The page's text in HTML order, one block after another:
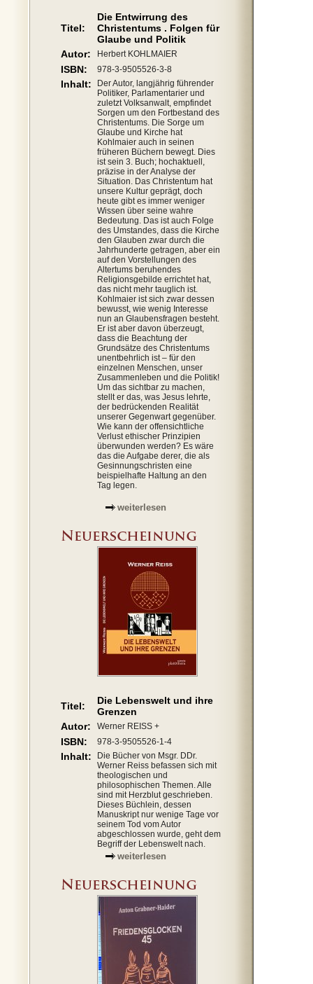
Titel:
Die Entwirrung des
Christentums . Folgen für
Glaube und Politik
Autor:
Herbert KOHLMAIER
ISBN: 978-3-9505526-3-8
Inhalt:
Der Autor, langjährig führender
Politiker, Parlamentarier und
zuletzt Volksanwalt, empfindet
Sorgen um den Fortbestand des
Christentums. Die Sorge um
Glaube und Kirche hat
Kohlmaier auch in seinen
früheren Büchern bewegt. Dies
ist sein 3. Buch; hochaktuell,
präzise in der Analyse der
Situation. Das Christentum hat
unsere Kultur geprägt, doch
heute gibt es immer weniger
Wissen über seine wahre
Bedeutung. Das ist auch Folge
des Umstandes, dass die Kirche
den Glauben zwar durch die
Jahrhunderte getragen, aber ein
auf den Vorstellungen des
Altertums beruhendes
Religionsgebilde errichtet hat,
das nicht mehr tauglich ist.
Kohlmaier ist sich zwar dessen
bewusst, wie wenig Interesse
nun an Glaubensfragen besteht.
Er ist aber davon überzeugt,
dass die Beachtung der
Grundsätze des Christentums
unentbehrlich ist – für den
einzelnen Menschen, unser
Zusammenleben und die Politik!
Um das sichtbar zu machen,
stellt er das, was Jesus lehrte,
der bedrückenden Realität
unserer Gegenwart gegenüber.
Wie kann der offensichtliche
Verlust ethischer Prinzipien
überwunden werden? Es wäre
das die Aufgabe derer, die als
Gesinnungschristen eine
beispielhafte Haltung an den
Tag legen.
weiterlesen
Titel:
Die Lebenswelt und ihre
Grenzen
Autor:
Werner REISS +
ISBN: 978-3-9505526-1-4
Inhalt:
Die Bücher von Msgr. DDr.
Werner Reiss befassen sich mit
theologischen und
philosophischen Themen. Alle
sind mit Herzblut geschrieben.
Dieses Büchlein, dessen
Manuskript nur wenige Tage vor
seinem Tod vom Autor
abgeschlossen wurde, geht dem
Begriff der Lebenswelt nach.
weiterlesen